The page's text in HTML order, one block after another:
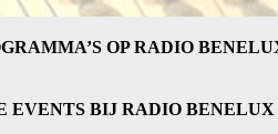
OP RADIO
EVENTS BIJ RADIO BENELUX